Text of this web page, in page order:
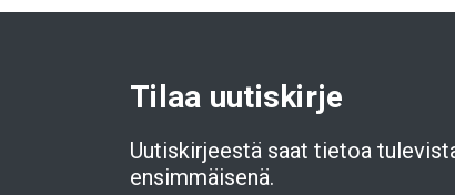
Tilaa uutiskirje
Uutiskirjeestä saat tietoa
ensimmäisenä.